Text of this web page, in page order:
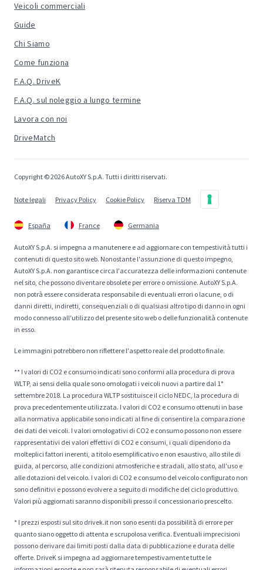
Veicoli commerciali
Guide
Chi Siamo
Come funziona
F.A.Q. DriveK
F.A.Q. sul noleggio a lungo termine
Lavora con noi
DriveMatch
Copyright © 2026 AutoXY S.p.A. Tutti i diritti riservati.
Note legali Privacy Policy Cookie Policy Riserva TDM
España France Germania
AutoXY S.p.A. si impegna a manutenere e ad aggiornare con tempestività tutti i
contenuti di questo sito web. Nonostante l'assunzione di questo impegno,
AutoXY S.p.A. non garantisce circa l'accuratezza delle informazioni contenute
nel sito, che possono diventare obsolete per errore o omissione. AutoXY S.p.A.
non potrà essere considerata responsabile di eventuali errori o lacune, o di
danni diretti, indiretti, consequenziali o di qualsiasi altro tipo di danno in ogni
modo connesso all'utilizzo del presente sito web o delle funzionalità contenute
in esso.
Le immagini potrebbero non riflettere l'aspetto reale del prodotto finale.
** I valori di CO2 e consumo indicati sono conformi alla procedura di prova
WLTP, ai sensi della quale sono omologati i veicoli nuovi a partire dal 1°
settembre 2018. La procedura WLTP sostituisce il ciclo NEDC, la procedura di
prova precedentemente utilizzata. I valori di CO2 e consumo ottenuti in base
alla normativa applicabile sono indicati al fine di consentire la comparazione
dei dati dei veicoli. I valori omologativi di CO2 e consumo possono non essere
rappresentativi dei valori effettivi di CO2 e consumi, i quali dipendono da
molteplici fattori inerenti, a titolo esemplificativo e non esaustivo, allo stile di
guida, al percorso, alle condizioni atmosferiche e stradali, allo stato, all'uso e
alle dotazioni del veicolo. I valori di CO2 e consumo del veicolo configurato non
sono definitivi e possono evolvere a seguito di modifiche del ciclo produttivo.
Valori più aggiornati saranno disponibili presso il concessionario prescelto.
* I prezzi esposti sul sito drivek.it non sono esenti da possibilità di errore per
quanto siano oggetto di attenta e scrupolosa verifica. Eventuali imprecisioni
possono derivare dai limiti posti dalla data di pubblicazione e durata delle
offerte. DriveK si impegna ad aggiornare tempestivamente tutte le